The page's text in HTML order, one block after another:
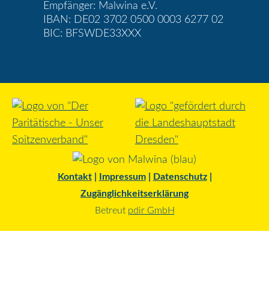
Empfänger: Malwina e.V.
IBAN: DE02 3702 0500 0003 6277 02
BIC: BFSWDE33XXX
Kontakt| Impressum| Datenschutz|
Zugänglichkeitserklärung
Betreut pdir GmbH